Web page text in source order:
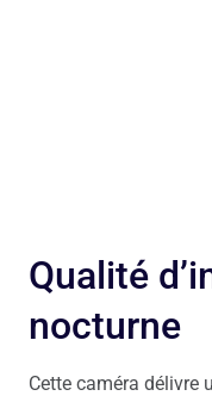
Qualité
nocturne
Cette caméra délivre